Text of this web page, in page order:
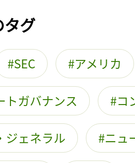
タグ
SEC アメリカ
トガバナンス コ
ジェネラル ニュ